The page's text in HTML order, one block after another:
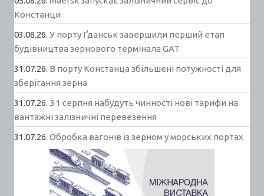
Констанци
03.08.26. У порту Ґданськ завершили перший етап
будівництва зернового термінала GAT
31.07.26. В порту Констанца збільшені потужності для
зберігання зерна
31.07.26. З 1 серпня набудуть чинності нові тарифи на
вантажні залізничні перевезення
31.07.26. Обробка вагонів із зерном у морських портах